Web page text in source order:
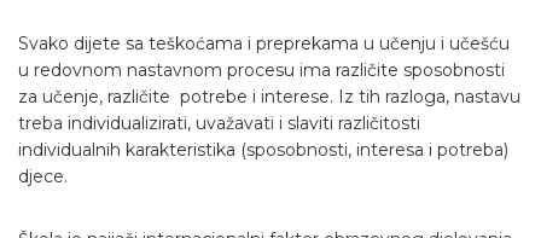
Svako dijete sa teškoćama i preprekama u učenju i učešću
u redovnom nastavnom procesu ima različite sposobnosti
za učenje, različite potrebe i interese. Iz tih razloga, nastavu
treba individualizirati, uvažavati i slaviti različitosti
individualnih karakteristika (sposobnosti, interesa i potreba)
djece.